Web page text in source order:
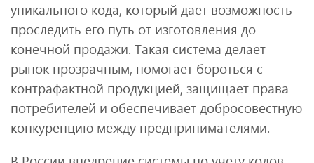
уникального кода, который дает возможность
проследить его путь от изготовления до
конечной продажи. Такая система делает
рынок прозрачным, помогает бороться с
контрафактной продукцией, защищает права
потребителей и обеспечивает добросовестную
конкуренцию между предпринимателями.